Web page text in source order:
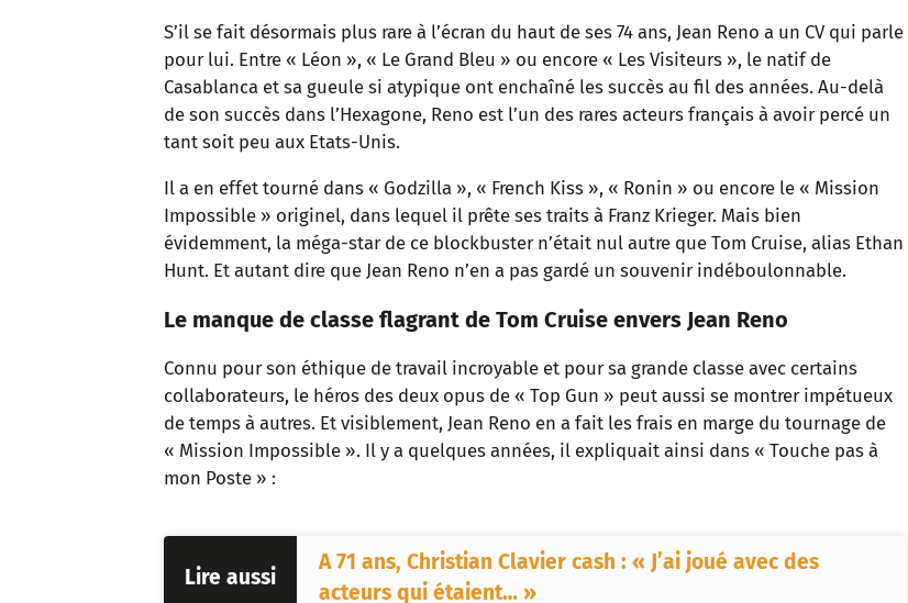
b
o
t
r
s
p
e
r
e
t
e
I
l
S’il se fait désormais plus rare à l’écran du haut de ses 74 ans, Jean Reno a un CV qui parle
pour lui. Entre « Léon », « Le Grand Bleu » ou encore « Les Visiteurs », le natif de
Casablanca et sa gueule si atypique ont enchaîné les succès au fil des années. Au-delà
de son succès dans l’Hexagone, Reno est l’un des rares acteurs français à avoir percé un
tant soit peu aux Etats-Unis.
Il a en effet tourné dans « Godzilla », « French Kiss », « Ronin » ou encore le « Mission
Impossible » originel, dans lequel il prête ses traits à Franz Krieger. Mais bien
évidemment, la méga-star de ce blockbuster n’était nul autre que Tom Cruise, alias Ethan
Hunt. Et autant dire que Jean Reno n’en a pas gardé un souvenir indéboulonnable.
Le manque de classe flagrant de Tom Cruise envers Jean Reno
Connu pour son éthique de travail incroyable et pour sa grande classe avec certains
collaborateurs, le héros des deux opus de « Top Gun » peut aussi se montrer impétueux
de temps à autres. Et visiblement, Jean Reno en a fait les frais en marge du tournage de
« Mission Impossible ». Il y a quelques années, il expliquait ainsi dans « Touche pas à
mon Poste » :
Lire aussi
A 71 ans, Christian Clavier cash : « J’ai joué avec des
acteurs qui étaient… »